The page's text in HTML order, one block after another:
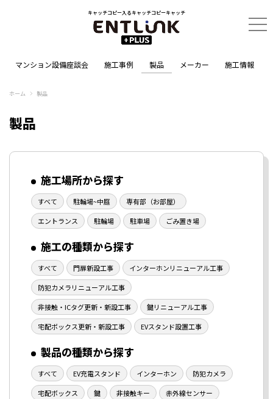
キャッチコピー入るキャッチコピーキャッチ
マンション設備座談会 施工事例 製品 メーカー 施工情報
ホーム 製品
製品
施工場所から探す
すべて 駐輪場~中庭
専有部（お部屋）
エントランス
駐輪場 駐車場 ごみ置き場
施工の種類から探す
すべて 門扉新設工事
インターホンリニューアル工事
防犯カメラリニューアル工事
非接触・ICタグ更新・新設工事
鍵リニューアル工事
宅配ボックス更新・新設工事
EVスタンド設置工事
製品の種類から探す
すべて EV充電スタンド インターホン
防犯カメラ
宅配ボックス
鍵 非接触キー
赤外線センサー